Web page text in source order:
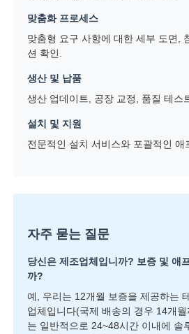
맞춤화 프로세스
맞춤형 요구 사항에 대한 세부 도면,
션 확인.
생산 및 납품
생산 업데이트, 공장 교정, 품질 테스
설치 및 지원
전문적인 설치 서비스와 포괄적인 애
자주 묻는 질문
당신은 제조업체입니까? 보증 및 애
까?
예, 우리는 12개월 보증을 제공하는
업체입니다(국제 배송의 경우 14개
는 일반적으로 24~48시간 이내에 솔